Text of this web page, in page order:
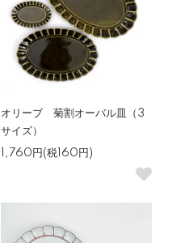
オリーブ 菊割オーバル皿（3
サイズ）
1,760円(税160円)